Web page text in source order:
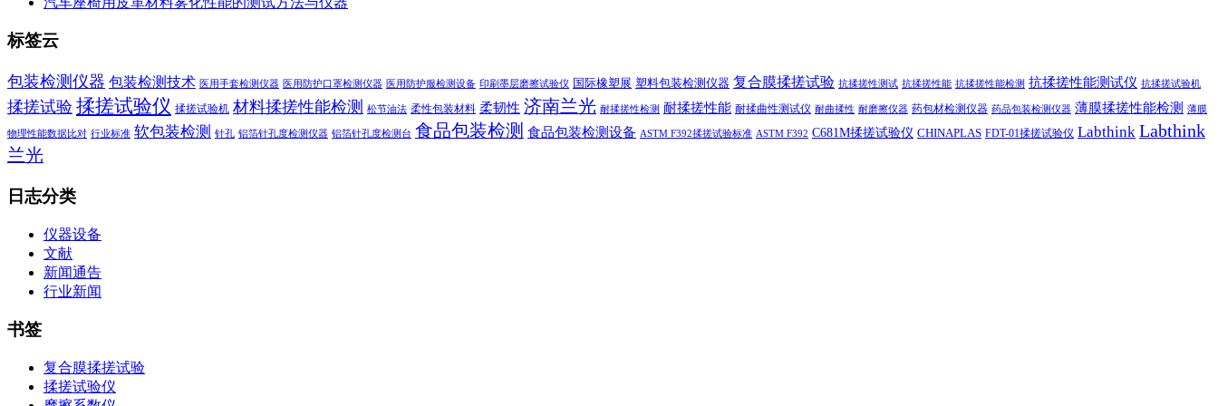
标签云
包装检测仪器 包装检测技术 医用手套检测仪器 医用防护口罩检测仪器 医用防护服检测设备 印刷墨层磨擦试验仪 国际橡塑展 塑料包装检测仪器 复合膜揉搓试验 抗揉搓性测试 抗揉搓性能 抗揉搓性能检测 抗揉搓性能测试仪 抗揉搓试验机
揉搓试验 揉搓试验仪 揉搓试验机 材料揉搓性能检测 松节油法 柔性包装材料 柔韧性 济南兰光 耐揉搓性检测 耐揉搓性能 耐揉曲性测试仪 耐曲揉性 耐磨擦仪器 药包材检测仪器 药品包装检测仪器 薄膜揉搓性能检测 薄膜
物理性能数据比对 行业标准 软包装检测 针孔 铝箔针孔度检测仪器 铝箔针孔度检测台 食品包装检测 食品包装检测设备 ASTM F392揉搓试验标准 ASTM F392 C681M揉搓试验仪 CHINAPLAS FDT-01揉搓试验仪 Labthink Labthink
兰光
日志分类
仪器设备
文献
新闻通告
行业新闻
书签
复合膜揉搓试验
揉搓试验仪